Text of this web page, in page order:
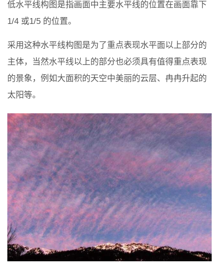
低水平线构图是指画面中主要水平线的位置在画面靠下
1/4 或1/5 的位置。
采用这种水平线构图是为了重点表现水平面以上部分的
主体，当然水平线以上的部分也必须具有值得重点表现
的景象，例如大面积的天空中美丽的云层、冉冉升起的
太阳等。